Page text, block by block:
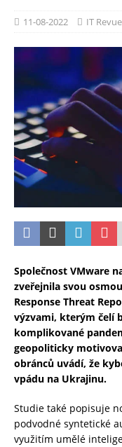
11-08-2022 IT Revue
Společnost VMware
zveřejnila svou
Response Threat
výzvami, kterým čelí
komplikované
geopoliticky
obránců uvádí, že
vpádu na Ukrajinu.
Studie také popisuje
podvodné syntetické
využitím umělé